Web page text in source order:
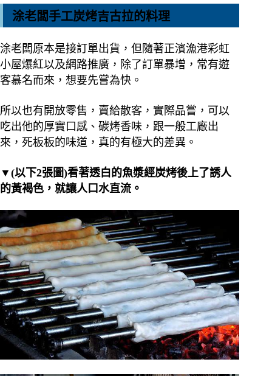
涂老闆手工炭烤吉古拉的料理
涂老闆原本是接訂單出貨，但隨著正濱漁港彩虹
小屋爆紅以及網路推廣，除了訂單暴增，常有遊
客慕名而來，想要先嘗為快。
所以也有開放零售，賣給散客，實際品嘗，可以
吃出他的厚實口感、碳烤香味，跟一般工廠出
來，死板板的味道，真的有極大的差異。
▼(以下2張圖)看著透白的魚漿經炭烤後上了誘人
的黃褐色，就讓人口水直流。